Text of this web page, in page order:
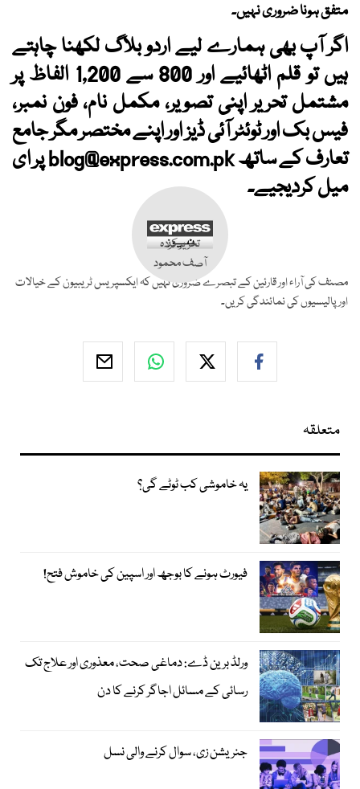
متفق ہونا ضروری نہیں۔
اگر آپ بھی ہمارے لیے اردو بلاگ لکھنا چاہتے
ہیں تو قلم اٹھائیے اور 800 سے 1,200 الفاظ پر
مشتمل تحریر اپنی تصویر، مکمل نام، فون نمبر،
فیس بک اور ٹوئٹر آئی ڈیز اور اپنے مختصر مگر جامع
تعارف کے ساتھblog@express.com.pkپر ای
میل کردیجیے۔
تحریر کردہ
آصف محمود
مصنف کی آراء اور قارئین کے تبصرے ضروری نہیں کہ ایکسپریس ٹریبیون کے خیالات
اور پالیسیوں کی نمائندگی کریں۔
متعلقہ
یہ خاموشی کب ٹوٹے گی؟
فیورٹ ہونے کا بوجھ اور اسپین کی خاموش فتح!
ورلڈ برین ڈے: دماغی صحت، معذوری اور علاج تک
رسائی کے مسائل اجاگر کرنے کا دن
جنریشن زی، سوال کرنے والی نسل